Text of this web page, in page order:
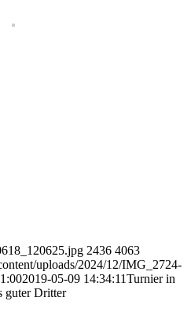
2436 4063
uploads/2024/12/IMG_2724-
2019-05-09 14:34:11Turnier in
guter Dritter